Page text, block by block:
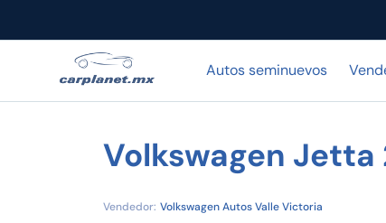
Autos seminuevos
Volkswagen
Vendedor: Volkswagen Autos Valle Victoria